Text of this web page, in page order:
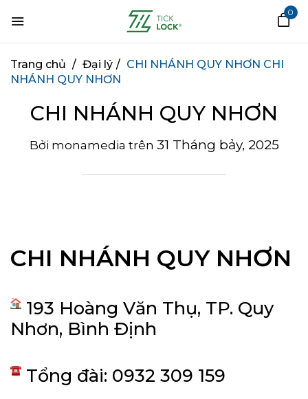
0
Trang chủ / Đại lý / CHI NHÁNH QUY NHƠN CHI
NHÁNH QUY NHƠN
CHI NHÁNH QUY NHƠN
Bởi monamedia trên 31 Tháng bảy, 2025
CHI NHÁNH QUY NHƠN
193 Hoàng Văn Thụ, TP. Quy
Nhơn, Bình Định
Tổng đài: 0932 309 159